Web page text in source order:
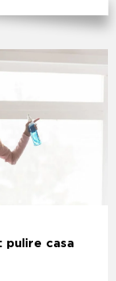
pulire casa